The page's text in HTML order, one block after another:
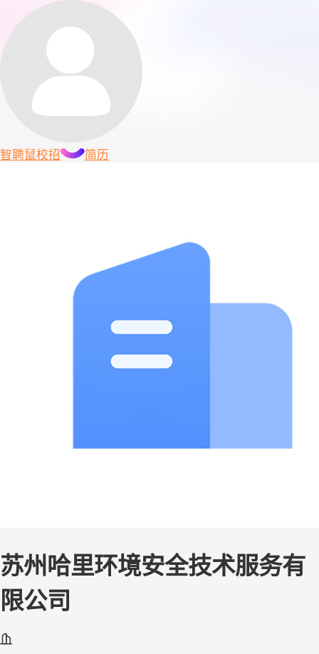
智聘鼠校招 简历
苏州哈里环境安全技术服务有
限公司